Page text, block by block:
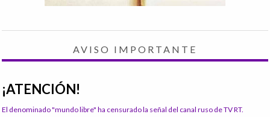
AVISO IMPORTANTE
¡ATENCIÓN!
El denominado "mundo libre" ha censurado la señal del canal ruso de TV RT.